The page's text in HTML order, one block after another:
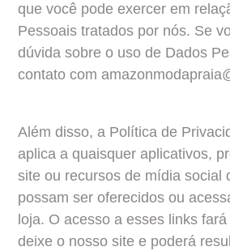
que você pode exercer em
Pessoais tratados por nós. Se
dúvida sobre o uso de Dados
contato com
Além disso, a Política de
aplica a quaisquer aplicativos,
site ou recursos de mídia social
possam ser oferecidos ou
loja. O acesso a esses links
deixe o nosso site e poderá